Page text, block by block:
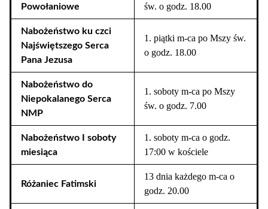
Powołaniowe
św. o godz. 18.00
Nabożeństwo ku czci
Najświętszego Serca
Pana Jezusa
1. piątki m-ca po Mszy św.
o godz. 18.00
Nabożeństwo do
Niepokalanego Serca
NMP
1. soboty m-ca po Mszy
św. o godz. 7.00
Nabożeństwo I soboty
miesiąca
1. soboty m-ca o godz.
17:00 w kościele
Różaniec Fatimski
13 dnia każdego m-ca o
godz. 20.00